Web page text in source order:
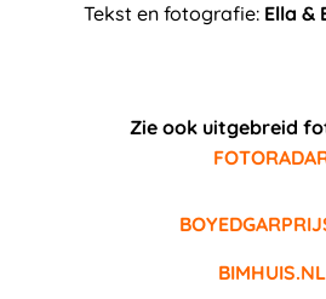
Tekst en fotografie: Ella &
Zie ook uitgebreid
BIMHUIS.NL